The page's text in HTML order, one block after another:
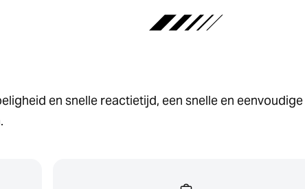
en snelle reactietijd, een snelle en